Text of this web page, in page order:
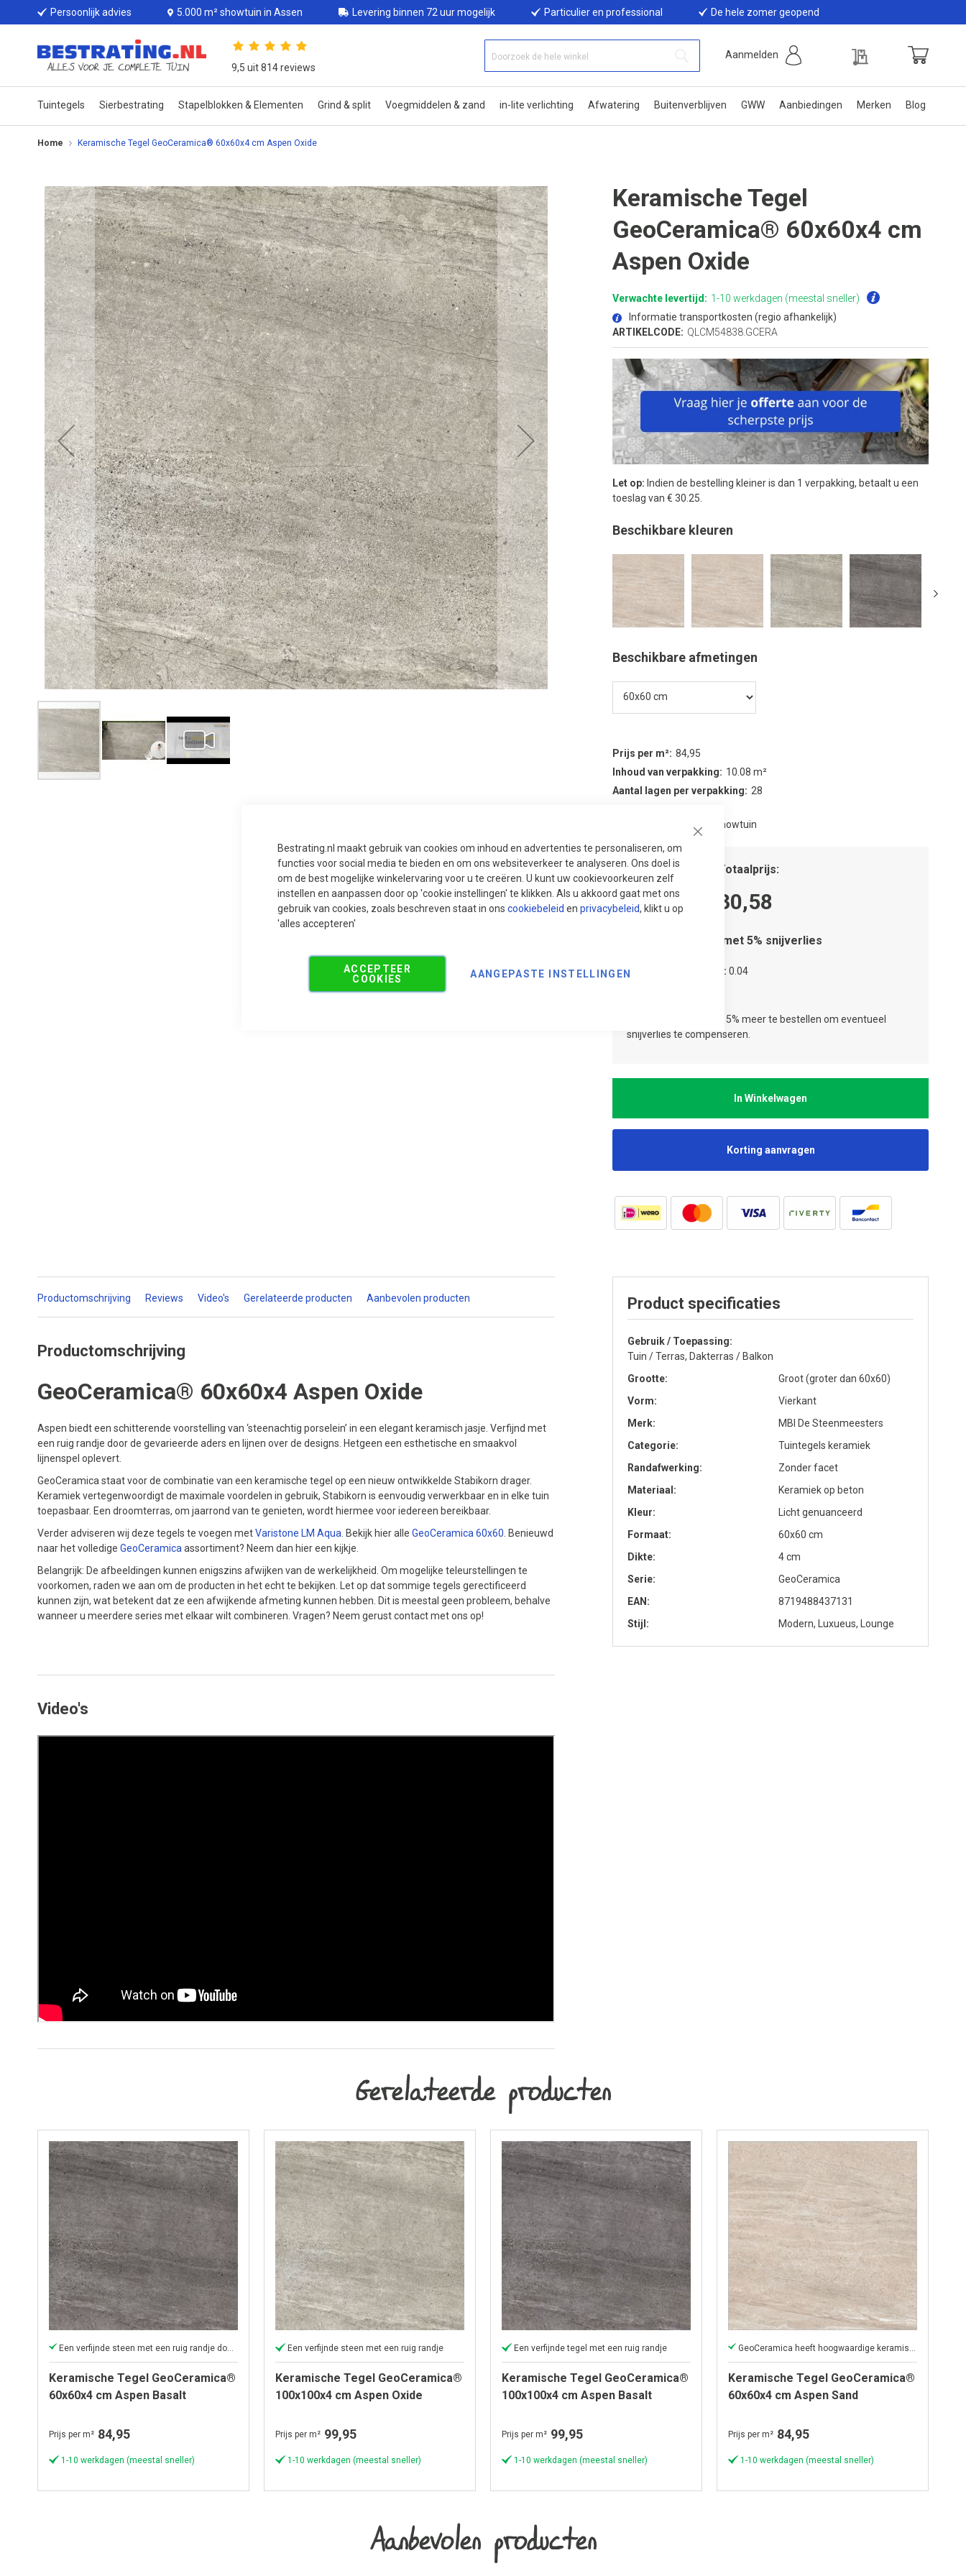
Bestrating.nl maakt gebruik van cookies om inhoud en advertenties te personaliseren, om
functies voor social media te bieden en om ons websiteverkeer te analyseren. Ons doel is
om de best mogelijke winkelervaring voor u te creëren. U kunt uw cookievoorkeuren zelf
instellen en aanpassen door op 'cookie instellingen' te klikken. Als u akkoord gaat met ons
gebruik van cookies, zoals beschreven staat in ons cookiebeleid en privacybeleid, klikt u op
'alles accepteren'
ACCEPTEER
COOKIES
AANGEPASTE INSTELLINGEN
Persoonlijk advies 5.000 m² showtuin in Assen Levering binnen 72 uur mogelijk Particulier en professional De hele zomer geopend
9,5 uit 814 reviews
Aanmelden
Tuintegels Sierbestrating Stapelblokken & Elementen Grind & split Voegmiddelen & zand in-lite verlichting Afwatering Buitenverblijven GWW Aanbiedingen Merken Blog
Home Keramische Tegel GeoCeramica® 60x60x4 cm Aspen Oxide
Ga
naar
het
einde
van
de
afbeeldingen-
gallerij
Keramische Tegel
GeoCeramica® 60x60x4 cm
Aspen Oxide
Verwachte levertijd: 1-10 werkdagen (meestal sneller)
Informatie transportkosten (regio afhankelijk)
ARTIKELCODE: QLCM54838.GCERA
Let op: Indien de bestelling kleiner is dan 1 verpakking, betaalt u een
toeslag van € 30.25.
Beschikbare kleuren
Beschikbare afmetingen
Prijs per m² 84,95
Inhoud van verpakking
10.08 m²
Aantal lagen per verpakking
28
Aanwezig in onze showtuin
Aantal m² Totaalprijs
30,58
Houd rekening met 5% snijverlies
Aantal verpakkingen
0.04
Wij adviseren 5% meer te bestellen om eventueel
snijverlies te compenseren.
In Winkelwagen
Korting aanvragen
Productomschrijving Reviews Video's Gerelateerde producten Aanbevolen producten
Productomschrijving
GeoCeramica® 60x60x4 Aspen Oxide
Aspen biedt een schitterende voorstelling van ‘steenachtig porselein’ in een elegant keramisch jasje. Verfijnd met
een ruig randje door de gevarieerde aders en lijnen over de designs. Hetgeen een esthetische en smaakvol
lijnenspel oplevert.
GeoCeramica staat voor de combinatie van een keramische tegel op een nieuw ontwikkelde Stabikorn drager.
Keramiek vertegenwoordigt de maximale voordelen in gebruik, Stabikorn is eenvoudig verwerkbaar en in elke tuin
toepasbaar. Een droomterras, om jaarrond van te genieten, wordt hiermee voor iedereen bereikbaar.
Verder adviseren wij deze tegels te voegen metVaristone LM Aqua . Bekijk hier alle GeoCeramica 60x60 . Benieuwd
naar het volledige GeoCeramica assortiment? Neem dan hier een kijkje.
Belangrijk: De afbeeldingen kunnen enigszins afwijken van de werkelijkheid. Om mogelijke teleurstellingen te
voorkomen, raden we aan om de producten in het echt te bekijken. Let op dat sommige tegels gerectificeerd
kunnen zijn, wat betekent dat ze een afwijkende afmeting kunnen hebben. Dit is meestal geen probleem, behalve
wanneer u meerdere series met elkaar wilt combineren. Vragen? Neem gerust contact met ons op!
Video's
Product specificaties
Gebruik / Toepassing
Tuin / Terras, Dakterras / Balkon
Grootte
Groot (groter dan 60x60)
Vorm
Vierkant
Merk
MBI De Steenmeesters
Categorie
Tuintegels keramiek
Randafwerking
Zonder facet
Materiaal
Keramiek op beton
Kleur
Licht genuanceerd
Formaat
60x60 cm
Dikte
4 cm
Serie
GeoCeramica
EAN
8719488437131
Stijl
Modern, Luxueus, Lounge
Gerelateerde producten
Een verfijnde steen met een ruig randje door aders en lijnen
Keramische Tegel GeoCeramica®
60x60x4 cm Aspen Basalt
Prijs per m² 84,95
1-10 werkdagen (meestal sneller)
Een verfijnde steen met een ruig randje
Keramische Tegel GeoCeramica®
100x100x4 cm Aspen Oxide
Prijs per m² 99,95
1-10 werkdagen (meestal sneller)
Een verfijnde tegel met een ruig randje
Keramische Tegel GeoCeramica®
100x100x4 cm Aspen Basalt
Prijs per m² 99,95
1-10 werkdagen (meestal sneller)
GeoCeramica heeft hoogwaardige keramische toplaag
Keramische Tegel GeoCeramica®
60x60x4 cm Aspen Sand
Prijs per m² 84,95
1-10 werkdagen (meestal sneller)
Aanbevolen producten